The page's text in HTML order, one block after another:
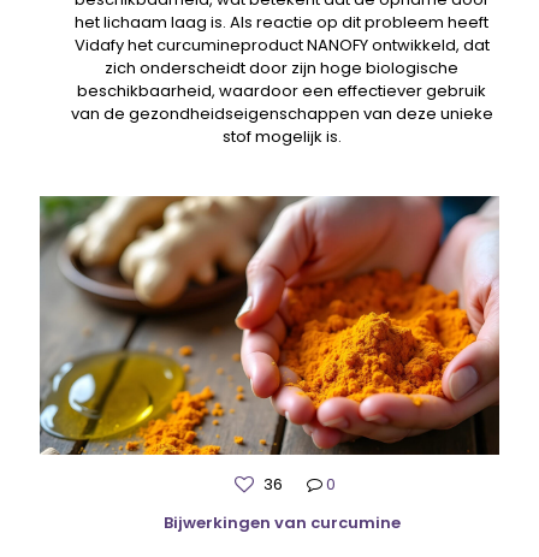
het lichaam laag is. Als reactie op dit probleem heeft
Vidafy het curcumineproduct NANOFY ontwikkeld, dat
zich onderscheidt door zijn hoge biologische
beschikbaarheid, waardoor een effectiever gebruik
van de gezondheidseigenschappen van deze unieke
stof mogelijk is.
36
0
Bijwerkingen van curcumine